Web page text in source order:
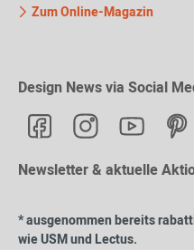
Zum Online-Magazin
Design News via Social
Newsletter & aktuelle
* ausgenommen bereits
wie USM und Lectus.